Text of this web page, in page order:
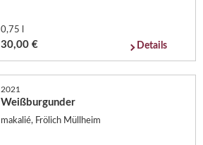
0,75 l
30,00 € Details
2021
Weißburgunder
makalié, Frölich Müllheim